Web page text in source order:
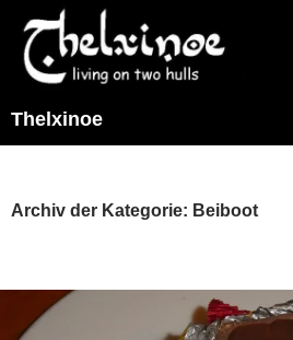
Thelxinoe
Archiv der Kategorie: Beiboot